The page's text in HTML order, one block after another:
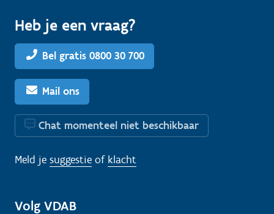
Heb je een vraag?
Bel gratis 0800 30 700
Mail ons
Chat momenteel niet beschikbaar
Meld je suggestie of klacht
Volg VDAB